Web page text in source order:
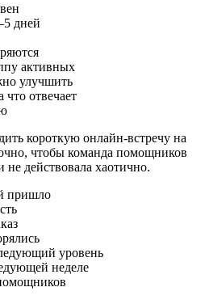
дней
активных
улучшить
отвечает
короткую онлайн-встречу на
чтобы команда помощников
действовала хаотично.
пришло
уровень
неделе